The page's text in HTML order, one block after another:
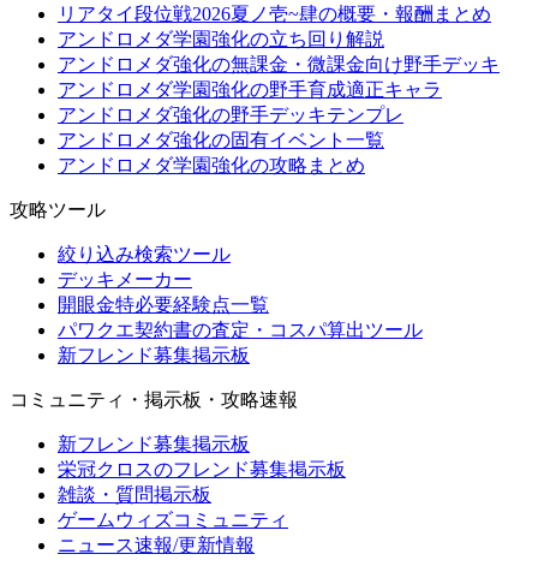
リアタイ段位戦2026夏ノ壱~肆の概要・報酬まとめ
アンドロメダ学園強化の立ち回り解説
アンドロメダ強化の無課金・微課金向け野手デッキ
アンドロメダ学園強化の野手育成適正キャラ
アンドロメダ強化の野手デッキテンプレ
アンドロメダ強化の固有イベント一覧
アンドロメダ学園強化の攻略まとめ
攻略ツール
絞り込み検索ツール
デッキメーカー
開眼金特必要経験点一覧
パワクエ契約書の査定・コスパ算出ツール
新フレンド募集掲示板
コミュニティ・掲示板・攻略速報
新フレンド募集掲示板
栄冠クロスのフレンド募集掲示板
雑談・質問掲示板
ゲームウィズコミュニティ
ニュース速報/更新情報